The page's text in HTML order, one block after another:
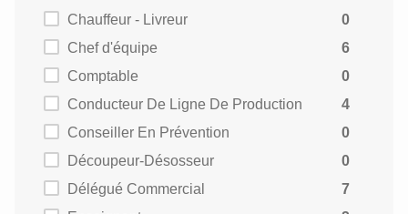
Chauffeur - Livreur
0
Chef d'équipe
6
Comptable
0
Conducteur De Ligne De Production
4
Conseiller En Prévention
0
Découpeur-Désosseur
0
Délégué Commercial
7